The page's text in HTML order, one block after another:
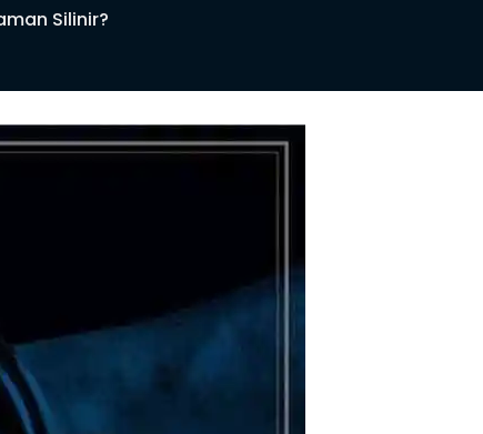
Silinir?